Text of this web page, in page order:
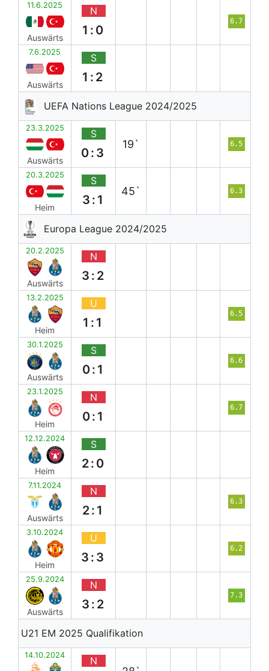
11.6.2025
Auswärts
N
1:0
6.7
7.6.2025
Auswärts
S
1:2
UEFA Nations League 2024/2025
23.3.2025
Auswärts
S
0:3
19` 6.5
20.3.2025
Heim
S
3:1
45` 6.3
Europa League 2024/2025
20.2.2025
Auswärts
N
3:2
13.2.2025
Heim
U
1:1
6.5
30.1.2025
Auswärts
S
0:1
6.6
23.1.2025
Heim
N
0:1
6.7
12.12.2024
Heim
S
2:0
7.11.2024
Auswärts
N
2:1
6.3
3.10.2024
Heim
U
3:3
6.2
25.9.2024
Auswärts
N
3:2
7.3
U21 EM 2025 Qualifikation
14.10.2024 N